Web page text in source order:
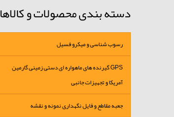
دسته بندی محصولات و کالاها
رسوب شناسی و میکرو فسیل
GPS گیرنده های ماهواره ای دستی زمینی گارمین
آمریکا و تجهیزات جانبی
جعبه مقاطع و فایل نگهداری نمونه و نقشه